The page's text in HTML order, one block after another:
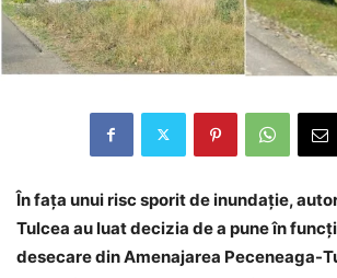
În fața unui risc sporit de inundație,
Tulcea au luat decizia de a pune în
desecare din Amenajarea Peceneaga-